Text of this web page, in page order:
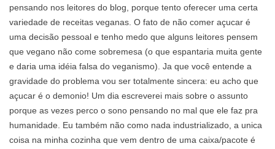
pensando nos leitores do blog, porque tento oferecer uma certa
variedade de receitas veganas. O fato de não comer açucar é
uma decisão pessoal e tenho medo que alguns leitores pensem
que vegano não come sobremesa (o que espantaria muita gente
e daria uma idéia falsa do veganismo). Ja que você entende a
gravidade do problema vou ser totalmente sincera: eu acho que
açucar é o demonio! Um dia escreverei mais sobre o assunto
porque as vezes perco o sono pensando no mal que ele faz pra
humanidade. Eu também não como nada industrializado, a unica
coisa na minha cozinha que vem dentro de uma caixa/pacote é